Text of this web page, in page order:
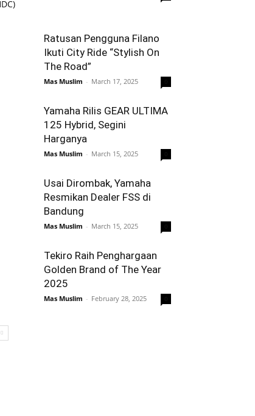
Ratusan Pengguna Filano
Ikuti City Ride “Stylish On
The Road”
Mas Muslim - March 17, 2025
Yamaha Rilis GEAR ULTIMA
125 Hybrid, Segini
Harganya
Mas Muslim - March 15, 2025
Usai Dirombak, Yamaha
Resmikan Dealer FSS di
Bandung
Mas Muslim - March 15, 2025
Tekiro Raih Penghargaan
Golden Brand of The Year
2025
Mas Muslim - February 28, 2025